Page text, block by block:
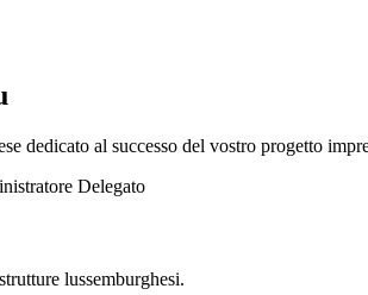
dedicato al successo del vostro progetto
Delegato
lussemburghesi.